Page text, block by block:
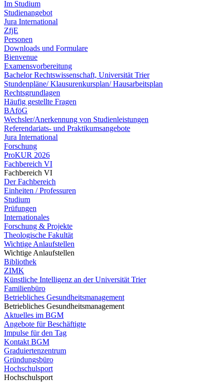
Im Studium
Studienangebot
Jura International
ZfjE
Personen
Downloads und Formulare
Bienvenue
Examensvorbereitung
Bachelor Rechtswissenschaft, Universität Trier
Stundenpläne/ Klausurenkursplan/ Hausarbeitsplan
Rechtsgrundlagen
Häufig gestellte Fragen
BAföG
Wechsler/Anerkennung von Studienleistungen
Referendariats- und Praktikumsangebote
Jura International
Forschung
ProKUR 2026
Fachbereich VI
Fachbereich VI
Der Fachbereich
Einheiten / Professuren
Studium
Prüfungen
Internationales
Forschung & Projekte
Theologische Fakultät
Wichtige Anlaufstellen
Wichtige Anlaufstellen
Bibliothek
ZIMK
Künstliche Intelligenz an der Universität Trier
Familienbüro
Betriebliches Gesundheitsmanagement
Betriebliches Gesundheitsmanagement
Aktuelles im BGM
Angebote für Beschäftigte
Impulse für den Tag
Kontakt BGM
Graduiertenzentrum
Gründungsbüro
Hochschulsport
Hochschulsport